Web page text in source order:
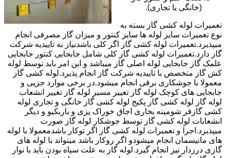
(خانگی یا تجاری).
تعمیرات لوله کشی گاز بسته به
نوع تعمیرات سایز لوله ها سایز کنتور و میزان گاز مصرفی انجام
میپذیرد.تعمیرات لوله کشی گاز اگر کلی باشدنیاز به تاییدیه شرکت
گاز دارد.تعمیرات لوله کشی گاز کلی شامل جابجایی کنتور جابجایی
علمک گاز جابجایی لوله اصلی گاز میباشد و این امر باید توسط لوله
کش گاز متخصص با تاییدیه شرکت گاز انجام پذیرد.لوله کشی گاز
معمولا با جوشکاری برقی انجام میشود.در برخی موارد جزیی و
جابجایی های کوچک لوله گاز تغییر مسیر لوله گاز تغییر انشعاب
لوله گاز لوله کشی گاز پکیج لوله کشی گاز خانگی و تجاری لوله
کشی گازفر شومینه بخاری اجاق خوراک پزی و باربکیو و دیگر
انشعابات لوله کشی گاز توسط جوشکار لوله گاز صورت
میپذیرد.اجرا و تعمیرات لوله کشی گاز اگر توکار باشدمعمولا با لوله
های مانیسمان انجام میشودو اگر روکار باشد میتواند با لوله های
گازی درزدار نیز انجام گیرد.لوله گاز به علت سیاه بودن باید با نوار